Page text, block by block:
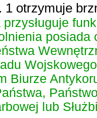
1 otrzymuje
przysługuje
posiada
Biurze
lub